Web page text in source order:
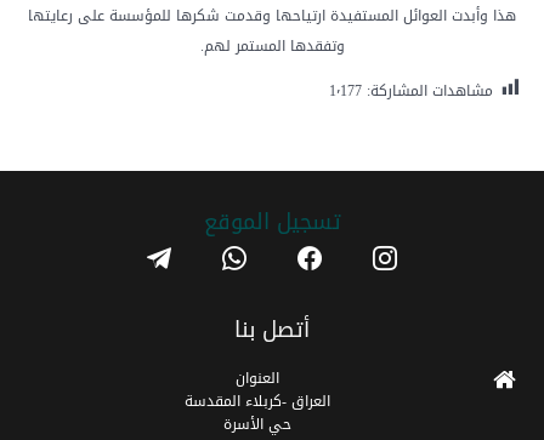
هذا وأبدت العوائل المستفيدة ارتياحها وقدمت شكرها للمؤسسة على رعايتها
وتفقدها المستمر لهم.
مشاهدات المشاركة: 1٬177
تسجیل الموقع instagram
facebook
whatsapp
telegram
أتصل بنا
العنوان
العراق -كربلاء المقدسة
حي الأسرة